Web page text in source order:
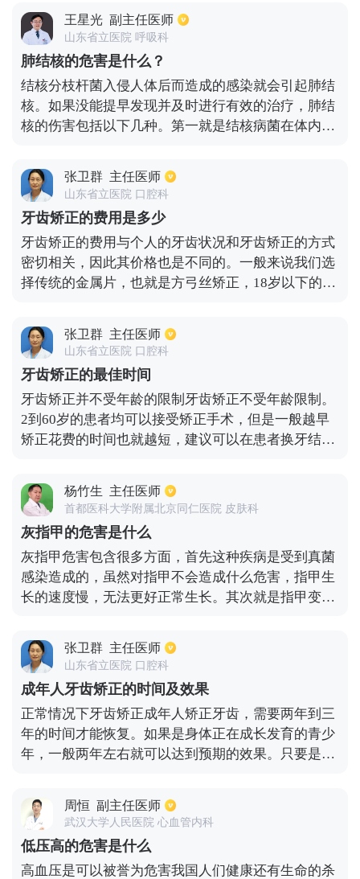
生素药会还会引起癫痫。其中有莫西沙星、左氧氟沙
星、环丙沙星、美平、泰能、厄他培南等药物。还会
导致出现耳毒性、肾毒性。典型的药物就是依替米星
等氨基糖苷类药物。抗生素还会导致起白细胞减少，
大部分抗菌素都可能出现这种不良反应。如果大量长
期的使用抗菌素，就会引起肠道内的菌群失调，从而
使真菌继续感染，出现再次感染的情况发生。
出现胸闷、呼吸困难等。对于消化道的伤害主要表现
有恶心、呕吐、腹泻等。这种病毒对上呼吸道也会有
一定的损害，但比较轻微。不过，重症后期会引起严
重的呼吸窘迫综合征，脓毒症性休克，以及电解质紊
乱等危及生命的症状。新型冠状病毒爆发后确有死亡
病例。
王星光 副主任医师
山东省立医院 呼吸科
肺结核的危害是什么？
结核分枝杆菌入侵人体后而造成的感染就会引起肺结
核。如果没能提早发现并及时进行有效的治疗，肺结
核的伤害包括以下几种。第一就是结核病菌在体内广
容易引起大咯血，严重的话会造成窒息死亡；第三就
是肺结核可能侵犯胸膜，形成结核性胸膜炎，胸腔出
现大量积水，使得病人感到胸痛、胸闷甚至呼吸困
难；第四就是肺结核可能迁延不愈，造成肺部损伤，
丧失部分肺功能，最后呼吸衰竭而死。除以上症状以
外，肺结核还可能引起一些并发症，对脑、肝、肠
道、骨骼、淋巴结、皮肤等产生损害。
张卫群 主任医师
山东省立医院 口腔科
牙齿矫正的费用是多少
牙齿矫正的费用与个人的牙齿状况和牙齿矫正的方式
密切相关，因此其价格也是不同的。一般来说我们选
择传统的金属片，也就是方弓丝矫正，18岁以下的价
8000元；有些人出于美观的原因选择陶瓷托槽，通常
在金属托槽的基础上加收2000到3000元不等的费用；
另一个是自锁托槽的矫正，因为传统的金属片时间非
常长，自锁托槽可以将每次就诊的时间缩短一半以
上，其费用约为10000元。现在做的比较多的是无托
槽的隐形矫正器，尤其是对一些成年人，出于美观度
因素，不想把金属片露出来，这个费用就比较贵，大
张卫群 主任医师
山东省立医院 口腔科
牙齿矫正的最佳时间
牙齿矫正并不受年龄的限制牙齿矫正不受年龄限制。
2到60岁的患者均可以接受矫正手术，但是一般越早
矫正花费的时间也就越短，建议可以在患者换牙结束
病都可以做早期的矫正手术，并且早期矫正效果是比
较好的。但是如果患者的骨型比较复杂的话，可能还
需要进行正颌手术。另外成年的患者也是可以做牙齿
矫正的，但是在手术前应当保证牙周是健康的。最后
如果患者的牙齿存在畸形的话可以先做正畸手术再做
牙齿矫正。
杨竹生 主任医师
首都医科大学附属北京同仁医院 皮肤科
灰指甲的危害是什么
灰指甲危害包含很多方面，首先这种疾病是受到真菌
感染造成的，虽然对指甲不会造成什么危害，指甲生
长的速度慢，无法更好正常生长。其次就是指甲变灰
牢固，很容易就会裂开，也很容易变得很肥厚。另外
就是灰指甲里面存在很多真菌，如果没有及时得到治
疗，这种疾病具有很大的传染性，很容易就会传染给
家人或者同事，也能说是灰指甲的危害。最后就是灰
指甲会有严重感染的情况，还会导致皮肤出现细菌感
染。
张卫群 主任医师
山东省立医院 口腔科
成年人牙齿矫正的时间及效果
正常情况下牙齿矫正成年人矫正牙齿，需要两年到三
年的时间才能恢复。如果是身体正在成长发育的青少
年，一般两年左右就可以达到预期的效果。只要是在
一些牙齿凹凸不齐，牙齿前突严重等问题进行强制改
变牙床牙齿形状，以达到美观的效果。在牙齿矫正之
前，患者应该进行一个全面的身体检查。进行牙齿矫
正的过程之中，应定期去医院更换合适的牙托。
周恒 副主任医师
武汉大学人民医院 心血管内科
低压高的危害是什么
高血压是可以被誉为危害我国人们健康还有生命的杀